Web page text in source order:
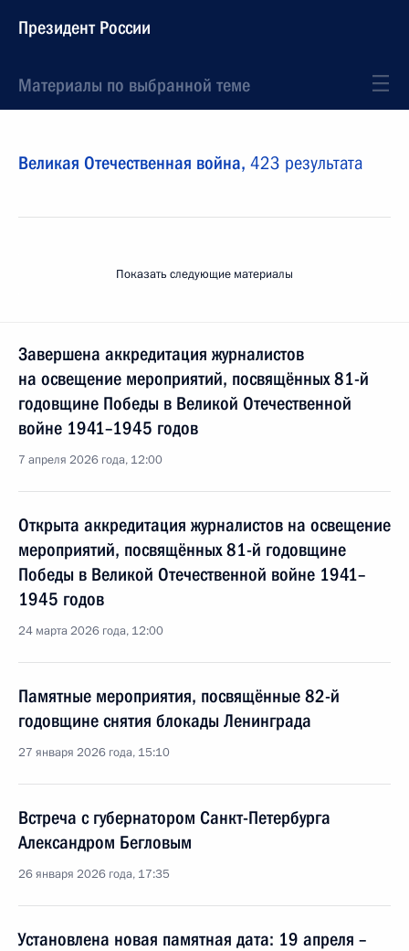
Президент России
Материалы по выбранной теме
Великая Отечественная война, 423 результата
Показать следующие материалы
Завершена аккредитация журналистов
на освещение мероприятий, посвящённых 81-й
годовщине Победы в Великой Отечественной
войне 1941–1945 годов
7 апреля 2026 года, 12:00
Открыта аккредитация журналистов на освещение
мероприятий, посвящённых 81-й годовщине
Победы в Великой Отечественной войне 1941–
1945 годов
24 марта 2026 года, 12:00
Памятные мероприятия, посвящённые 82-й
годовщине снятия блокады Ленинграда
27 января 2026 года, 15:10
Встреча с губернатором Санкт-Петербурга
Александром Бегловым
26 января 2026 года, 17:35
Установлена новая памятная дата: 19 апреля –